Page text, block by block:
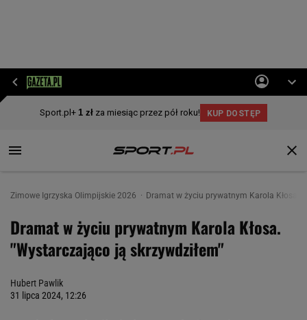
Zimowe Igrzyska Olimpijskie 2026 Dramat w życiu prywatnym Karola Kłosa.
Dramat w życiu prywatnym Karola Kłosa.
"Wystarczająco ją skrzywdziłem"
Hubert Pawlik
31 lipca 2024, 12:26